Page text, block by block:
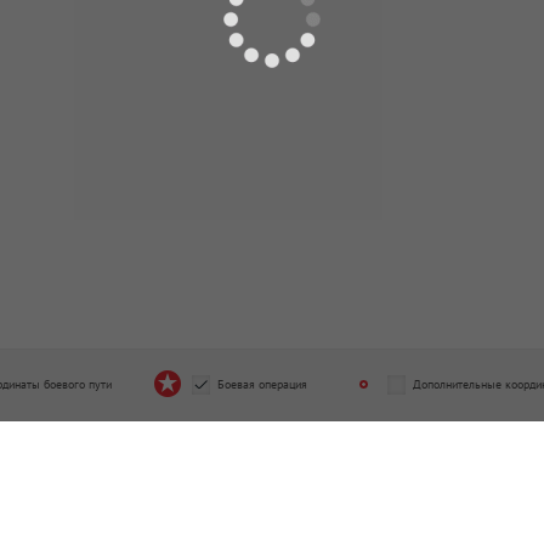
боевого пути Боевая операция Дополнительные